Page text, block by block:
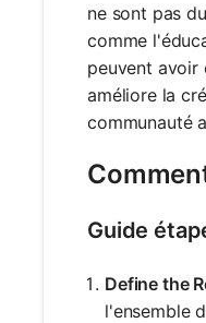
ne sont pas
comme
peuvent avoir
améliore la
communauté
Guide
Define the
l'ensemble